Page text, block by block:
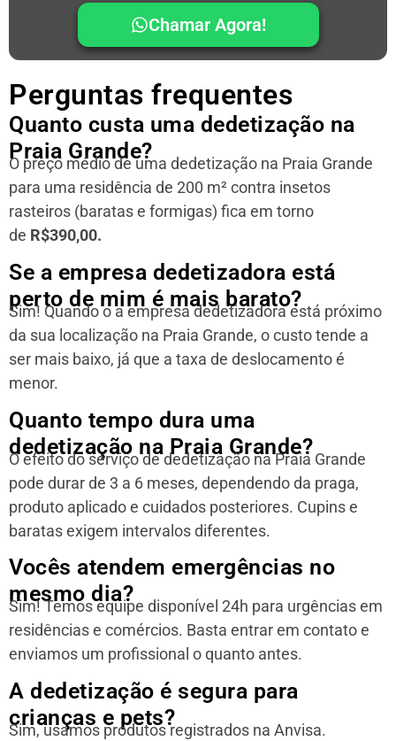
Chamar Agora!
Perguntas frequentes
Quanto custa uma dedetização na
Praia Grande?
O preço médio de uma dedetização na Praia Grande
para uma residência de 200 m² contra insetos
rasteiros (baratas e formigas) fica em torno
de R$390,00.
Se a empresa dedetizadora está
perto de mim é mais barato?
Sim! Quando o a empresa dedetizadora está próximo
da sua localização na Praia Grande, o custo tende a
ser mais baixo, já que a taxa de deslocamento é
menor.
Quanto tempo dura uma
dedetização na Praia Grande?
O efeito do serviço de dedetização na Praia Grande
pode durar de 3 a 6 meses, dependendo da praga,
produto aplicado e cuidados posteriores. Cupins e
baratas exigem intervalos diferentes.
Vocês atendem emergências no
mesmo dia?
Sim! Temos equipe disponível 24h para urgências em
residências e comércios. Basta entrar em contato e
enviamos um profissional o quanto antes.
A dedetização é segura para
crianças e pets?
Sim, usamos produtos registrados na Anvisa.